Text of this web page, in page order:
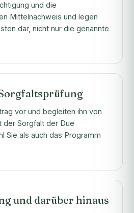
und die
Mittelnachweis und legen
dar, nicht nur die genannte
vor und begleiten ihn von
der Sorgfalt der Due
Sie als auch das Programm
und darüber hinaus